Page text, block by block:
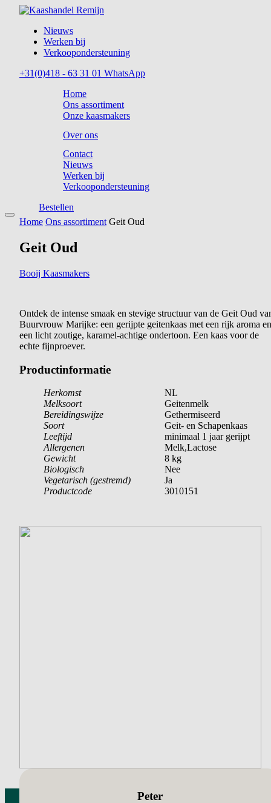
Nieuws
Werken bij
Verkoopondersteuning
+31(0)418 - 63 31 01 WhatsApp
Home
Ons assortiment
Onze kaasmakers
Over ons
Contact
Nieuws
Werken bij
Verkoopondersteuning
Bestellen
Home Ons assortiment Geit Oud
Geit Oud
Booij Kaasmakers
Ontdek de intense smaak en stevige structuur van de Geit Oud
Buurvrouw Marijke: een gerijpte geitenkaas met een rijk aroma en
een licht zoutige, karamel-achtige ondertoon. Een kaas voor de
echte fijnproever.
Productinformatie
Herkomst
NL
Melksoort
Geitenmelk
Bereidingswijze
Gethermiseerd
Soort
Geit- en Schapenkaas
Leeftijd
minimaal 1 jaar gerijpt
Allergenen
Melk,Lactose
Gewicht
8 kg
Biologisch
Nee
Vegetarisch (gestremd)
Ja
Productcode
3010151
Peter